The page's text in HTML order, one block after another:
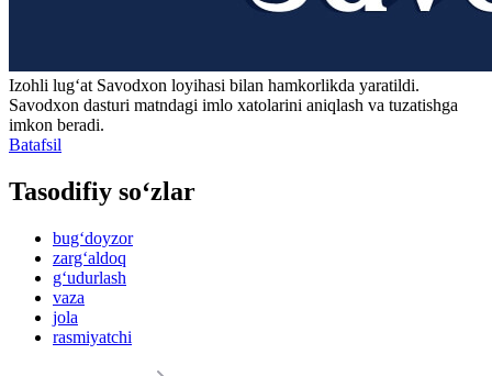
Izohli lugʻat Savodxon loyihasi bilan hamkorlikda yaratildi.
Savodxon dasturi matndagi imlo xatolarini aniqlash va tuzatishga
imkon beradi.
Batafsil
Tasodifiy so‘zlar
bug‘doyzor
zarg‘aldoq
g‘udurlash
vaza
jola
rasmiyatchi